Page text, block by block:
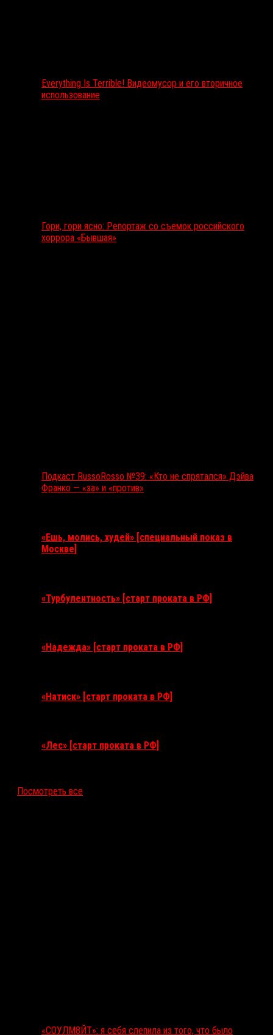
Everything Is Terrible! Видеомусор и его вторичное
использование
Гори, гори ясно: Репортаж со съемок российского
хоррора «Бывшая»
Подкаст RussoRosso №39: «Кто не спрятался» Дэйва
Франко — «за» и «против»
«Ешь, молись, худей» [специальный показ в
Москве]
«Турбулентность» [старт проката в РФ]
«Надежда» [старт проката в РФ]
«Натиск» [старт проката в РФ]
«Лес» [старт проката в РФ]
Посмотреть все
«СОУЛМ8ЙТ»: я себя слепила из того, что было